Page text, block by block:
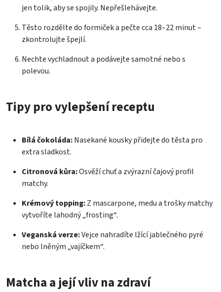
jen tolik, aby se spojily. Nepřešlehávejte.
Těsto rozdělte do formiček a pečte cca 18–22 minut –
zkontrolujte špejlí.
Nechte vychladnout a podávejte samotné nebo s
polevou.
Tipy pro vylepšení receptu
Bílá čokoláda:Nasekané kousky přidejte do těsta pro
extra sladkost.
Citronová kůra:Osvěží chuť a zvýrazní čajový profil
matchy.
Krémový topping:Z mascarpone, medu a trošky matchy
vytvoříte lahodný „frosting“.
Veganská verze:Vejce nahradíte lžící jablečného pyré
nebo lněným „vajíčkem“.
Matcha a její vliv na zdraví